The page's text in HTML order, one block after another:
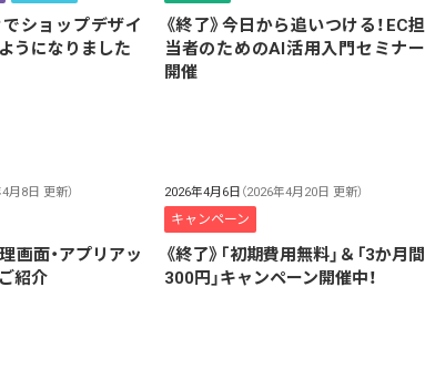
ショップデザイ
うになりました
《終了》今日から追いつける！EC担
当者のためのAI活用入門セミナー
開催
4月8日 更新）
画面・アプリアッ
紹介
2026年4月6日 （2026年4月20日 更新）
キャンペーン
《終了》「初期費用無料」＆「3か月間
300円」キャンペーン開催中！